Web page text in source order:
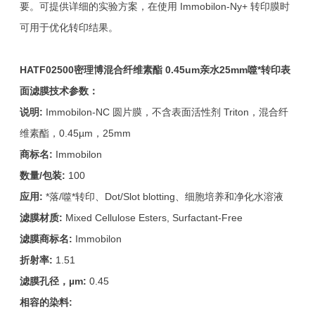
要。可提供详细的实验方案，在使用 Immobilon-Ny+ 转印膜时
可用于优化转印结果。
HATF02500密理博混合纤维素酯 0.45um亲水25mm噬*转印表
面滤膜技术参数：
说明: Immobilon-NC 圆片膜，不含表面活性剂 Triton，混合纤
维素酯，0.45µm，25mm
商标名: Immobilon
数量/包装: 100
应用: *落/噬*转印、Dot/Slot blotting、细胞培养和净化水溶液
滤膜材质: Mixed Cellulose Esters, Surfactant-Free
滤膜商标名: Immobilon
折射率: 1.51
滤膜孔径，µm: 0.45
相容的染料: